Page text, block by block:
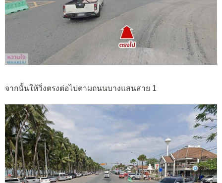
จากนั้นให้วิ่งตรงต่อไปตามถนนบางแสนสาย 1